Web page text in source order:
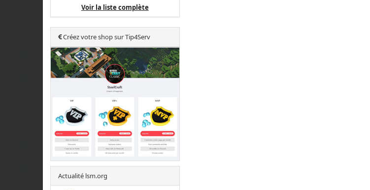
Voir la liste complète
Créez votre shop sur Tip4Serv
Actualité lsm.org